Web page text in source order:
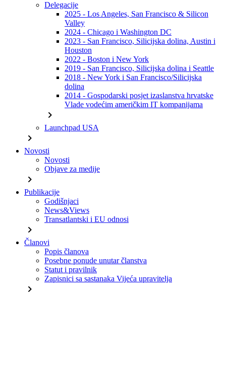
Delegacije
2025 - Los Angeles, San Francisco & Silicon
Valley
2024 - Chicago i Washington DC
2023 - San Francisco, Silicijska dolina, Austin i
Houston
2022 - Boston i New York
2019 - San Francisco, Silicijska dolina i Seattle
2018 - New York i San Francisco/Silicijska
dolina
2014 - Gospodarski posjet izaslanstva hrvatske
Vlade vodećim američkim IT kompanijama
chevron_right
Launchpad USA
chevron_right
Novosti
Novosti
Objave za medije
chevron_right
Publikacije
Godišnjaci
News&Views
Transatlantski i EU odnosi
chevron_right
Članovi
Popis članova
Posebne ponude unutar članstva
Statut i pravilnik
Zapisnici sa sastanaka Vijeća upravitelja
chevron_right